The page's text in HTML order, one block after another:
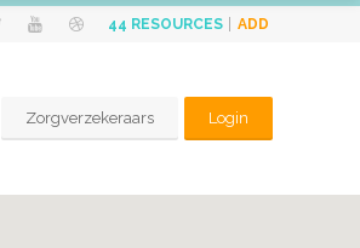
44 RESOURCES ADD
Zorgverzekeraars Login